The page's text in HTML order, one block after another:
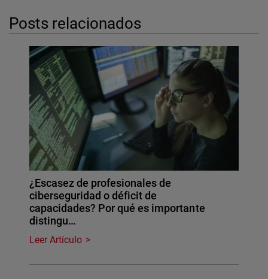
Posts relacionados
¿Escasez de profesionales de
ciberseguridad o déficit de
capacidades? Por qué es importante
distingu…
Leer Artículo